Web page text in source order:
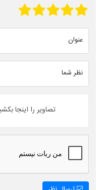
عنوان
نظر شما
تصاویر را اینجا